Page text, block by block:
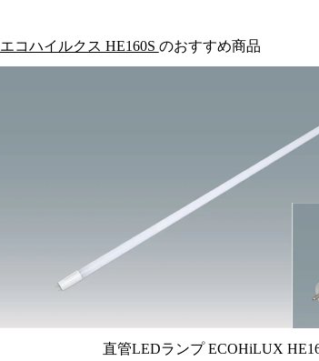
エコハイルクス HE160S のおすすめ商品
直管LEDランプ ECOHiLUX